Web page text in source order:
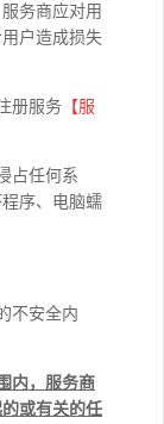
务商应对用
户造成损失
册服务 【服
占任何系
序、电脑蠕
不安全内
内，服务商
或有关的任